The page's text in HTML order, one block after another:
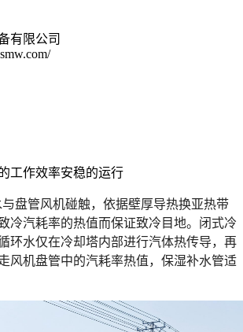
有限公司
工作效率安稳的运行
盘管风机碰触，依据壁厚导热换亚热带
冷汽耗率的热值而保证致冷目地。闭式冷
环水仅在冷却塔内部进行汽体热传导，再
风机盘管中的汽耗率热值，保湿补水管适